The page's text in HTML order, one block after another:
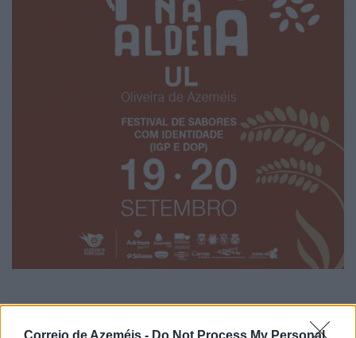
Correio de Azeméis - Do Not Process My Personal